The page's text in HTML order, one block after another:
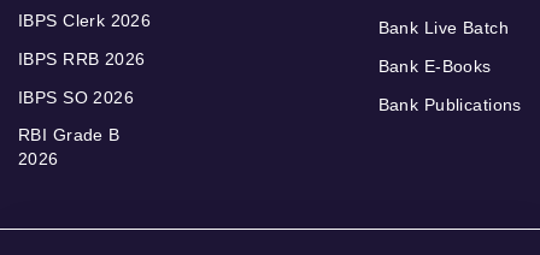
IBPS Clerk 2026
IBPS RRB 2026
IBPS SO 2026
RBI Grade B
2026
Bank Live Batch
Bank E-Books
Bank Publications